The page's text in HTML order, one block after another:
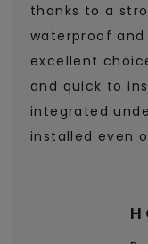
thanks to a
waterproof
excellent
and quick to
integrated
installed even